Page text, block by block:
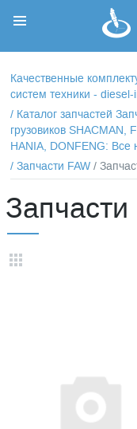
Качественные
систем техники - diesel-
/ Каталог запчастей
грузовиков SHACMAN,
HANIA, DONFENG: Все
/Запчасти FAW /